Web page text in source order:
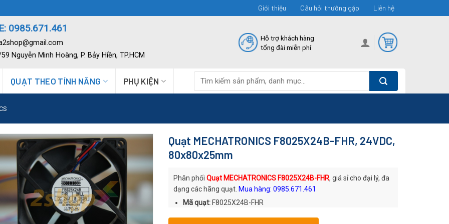
Giới thiệu Câu hỏi thường gặp Liên hệ
0985.671.461
Nguyễn Minh Hoàng, P. Bảy Hiền, TP.HCM
Hỗ trợ khách hàng
tổng đài miễn phí
QUẠT THEO TÍNH NĂNG PHỤ KIỆN
kiếm:
Quạt MECHATRONICS F8025X24B-FHR, 24VDC,
80x80x25mm
Phân phốiQuạt MECHATRONICS F8025X24B-FHR, giá sỉ cho đại lý, đa
dạng các hãng quạt. Mua hàng: 0985.671.461
Mã quạt:F8025X24B-FHR
Thương hiệu: Quạt DC MECHATRONICS